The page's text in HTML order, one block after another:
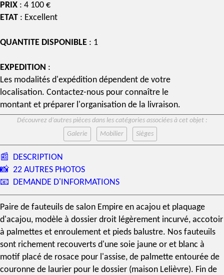
PRIX : 4 100 €
ETAT : Excellent
QUANTITE DISPONIBLE : 1
EXPEDITION :
Les modalités d'expédition dépendent de votre
localisation. Contactez-nous pour connaître le
montant et préparer l'organisation de la livraison.
Découvrez d’autres pièces dans les catégories associées à cet objet :
Galerie
Mobilier Sièges
📰 DESCRIPTION
📸 22 AUTRES PHOTOS
📧 DEMANDE D'INFORMATIONS
Paire de fauteuils de salon Empire en acajou et plaquage
d'acajou, modèle à dossier droit légèrement incurvé, accotoir
à palmettes et enroulement et pieds balustre. Nos fauteuils
sont richement recouverts d'une soie jaune or et blanc à
motif placé de rosace pour l'assise, de palmette entourée de
couronne de laurier pour le dossier (maison Lelièvre). Fin de